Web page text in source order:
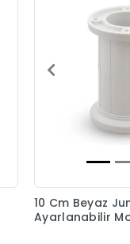
10 Cm Beyaz
Ayarlanabilir